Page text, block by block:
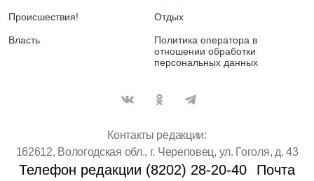
Происшествия!
Власть
Отдых
Политика оператора в
отношении обработки
персональных данных
Контакты редакции:
162612, Вологодская обл., г. Череповец, ул. Гоголя, д. 43
Телефон редакции (8202) 28-20-40
Почта